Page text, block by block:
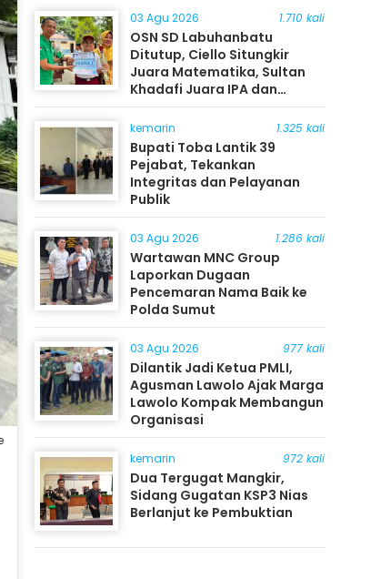
03 Agu 2026 1.710 kali
OSN SD Labuhanbatu
Ditutup, Ciello Situngkir
Juara Matematika, Sultan
Khadafi Juara IPA dan
Timothy Rangkuti Juara IPS
kemarin 1.325 kali
Bupati Toba Lantik 39
Pejabat, Tekankan
Integritas dan Pelayanan
Publik
03 Agu 2026 1.286 kali
Wartawan MNC Group
Laporkan Dugaan
Pencemaran Nama Baik ke
Polda Sumut
03 Agu 2026 977 kali
Dilantik Jadi Ketua PMLI,
Agusman Lawolo Ajak Marga
Lawolo Kompak Membangun
Organisasi
kemarin 972 kali
Dua Tergugat Mangkir,
Sidang Gugatan KSP3 Nias
Berlanjut ke Pembuktian